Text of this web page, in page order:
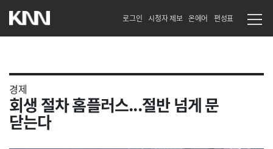
로그인 시청자 제보 온에어 편성표
경제
회생 절차 홈플러스...절반 넘게 문
닫는다